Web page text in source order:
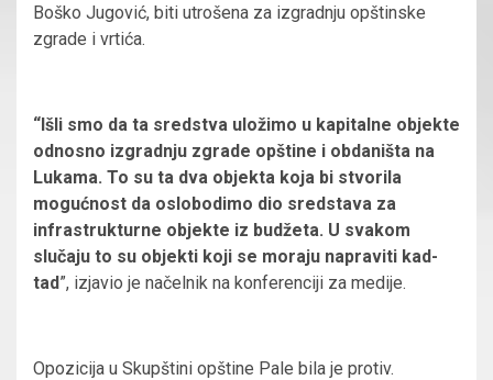
Boško Jugović, biti utrošena za izgradnju opštinske
zgrade i vrtića.
“Išli smo da ta sredstva uložimo u kapitalne objekte
odnosno izgradnju zgrade opštine i obdaništa na
Lukama. To su ta dva objekta koja bi stvorila
mogućnost da oslobodimo dio sredstava za
infrastrukturne objekte iz budžeta. U svakom
slučaju to su objekti koji se moraju napraviti kad-
tad”, izjavio je načelnik na konferenciji za medije.
Opozicija u Skupštini opštine Pale bila je protiv.